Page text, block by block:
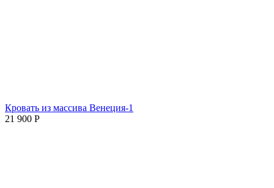
Кровать из массива Венеция-1
21 900 Р